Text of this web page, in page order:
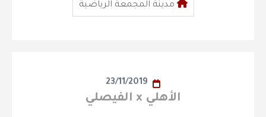
مدينة المجمعة الرياضية
23/11/2019
الأهلي x الفيصلي